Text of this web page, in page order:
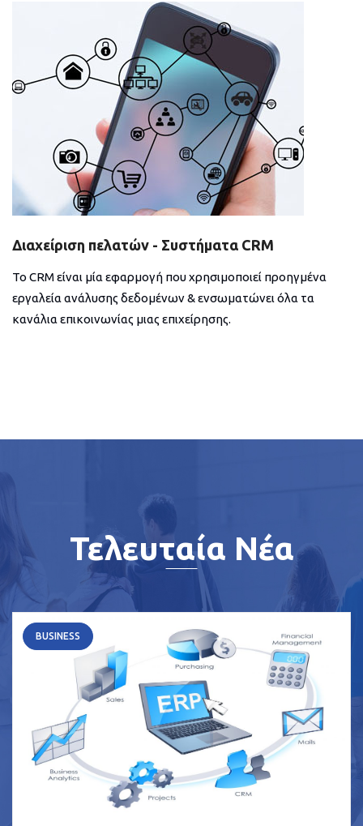
Διαχείριση πελατών - Συστήματα CRM
Το CRM είναι μία εφαρμογή που χρησιμοποιεί προηγμένα
εργαλεία ανάλυσης δεδομένων & ενσωματώνει όλα τα
κανάλια επικοινωνίας μιας επιχείρησης.
Τελευταία Νέα
BUSINESS